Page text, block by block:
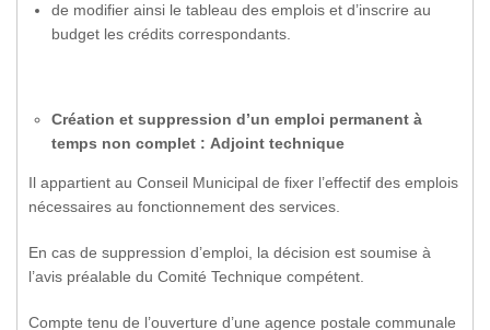
de modifier ainsi le tableau des emplois et d’inscrire au
budget les crédits correspondants.
Création et suppression d’un emploi permanent à
temps non complet : Adjoint technique
Il appartient au Conseil Municipal de fixer l’effectif des emplois
nécessaires au fonctionnement des services.
En cas de suppression d’emploi, la décision est soumise à
l’avis préalable du Comité Technique compétent.
Compte tenu de l’ouverture d’une agence postale communale